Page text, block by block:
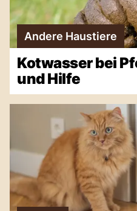
Andere Haustiere
Kotwasser bei
und Hilfe